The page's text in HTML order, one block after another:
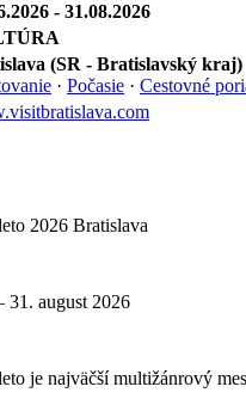
- 31.08.2026
(SR - Bratislavský kraj)
· Počasie · Cestovné
2026 Bratislava
31. august 2026
je najväčší multižánrový